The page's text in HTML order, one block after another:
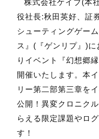
株式会社ケイブ(本
役社長:秋田英好、証
シューティングゲー
ス』(『ゲンリプ』)
りイベント『幻想郷
開催いたします。本
リー第二部第三章を
公開！異変クロニク
らえる限定課題やロ
す！